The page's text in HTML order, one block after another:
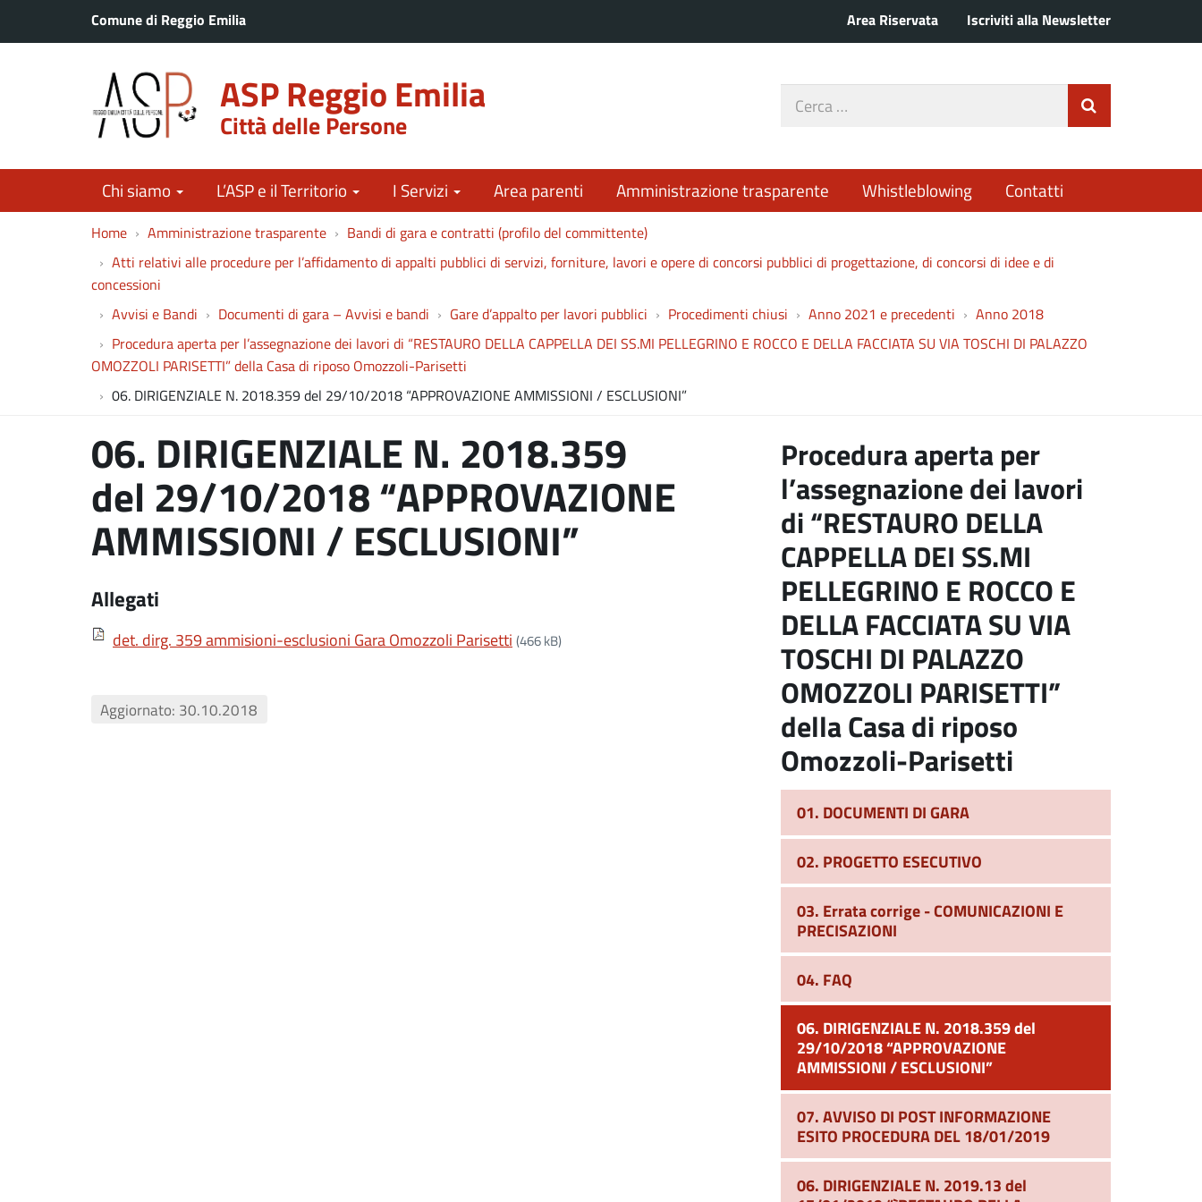
Comune di Reggio Emilia Area Riservata Iscriviti alla Newsletter
ASP Reggio Emilia
Città delle Persone
Cerca
Chi siamo L’ASP e il Territorio I Servizi Area parenti Amministrazione trasparente Whistleblowing Contatti
Home Amministrazione trasparente
Bandi di gara e contratti (profilo del committente)
Atti relativi alle procedure per l’affidamento di appalti pubblici di servizi, forniture, lavori e opere di concorsi pubblici di progettazione, di concorsi di idee e di
concessioni
Avvisi e Bandi
Documenti di gara – Avvisi e bandi Gare d’appalto per lavori pubblici Procedimenti chiusi Anno 2021 e precedenti
Anno 2018
Procedura aperta per l’assegnazione dei lavori di “RESTAURO DELLA CAPPELLA DEI SS.MI PELLEGRINO E ROCCO E DELLA FACCIATA SU VIA TOSCHI DI PALAZZO
OMOZZOLI PARISETTI” della Casa di riposo Omozzoli-Parisetti
06. DIRIGENZIALE N. 2018.359 del 29/10/2018 “APPROVAZIONE AMMISSIONI / ESCLUSIONI”
06. DIRIGENZIALE N. 2018.359
del 29/10/2018 “APPROVAZIONE
AMMISSIONI / ESCLUSIONI”
Allegati
det. dirg. 359 ammisioni-esclusioni Gara Omozzoli Parisetti (466 kB)
Aggiornato: 30.10.2018
Procedura aperta per
l’assegnazione dei lavori
di “RESTAURO DELLA
CAPPELLA DEI SS.MI
PELLEGRINO E ROCCO E
DELLA FACCIATA SU VIA
TOSCHI DI PALAZZO
OMOZZOLI PARISETTI”
della Casa di riposo
Omozzoli-Parisetti
01. DOCUMENTI DI GARA
02. PROGETTO ESECUTIVO
03. Errata corrige - COMUNICAZIONI E
PRECISAZIONI
04. FAQ
06. DIRIGENZIALE N. 2018.359 del
29/10/2018 “APPROVAZIONE
AMMISSIONI / ESCLUSIONI”
07. AVVISO DI POST INFORMAZIONE
ESITO PROCEDURA DEL 18/01/2019
06. DIRIGENZIALE N. 2019.13 del